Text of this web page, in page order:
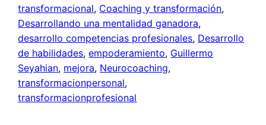
transformacional, Coaching y transformación
Desarrollando una mentalidad ganadora
desarrollo competencias profesionales, Desarrollo
de habilidades, empoderamiento, Guillermo
Seyahian, mejora, Neurocoaching
transformacionpersonal
transformacionprofesional